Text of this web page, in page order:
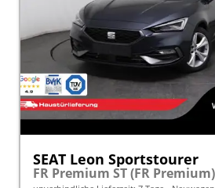
SEAT Leon Sportstourer